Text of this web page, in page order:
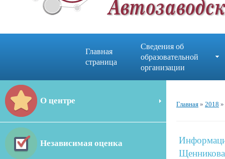
Главная
страница
Сведения об
образовательной
организации
О центре
Независимая оценка
Главная » 2018 »
Щенникова